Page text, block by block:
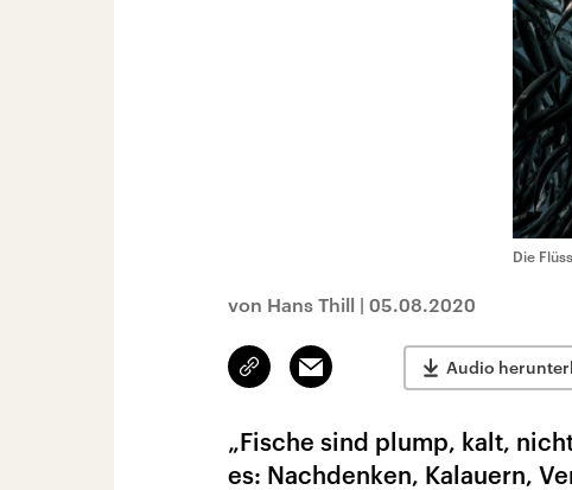
Die
von Hans Thill | 05.08.2020
Link
kopieren/teilen
Email Audio
„Fische sind plump, kalt,
es: Nachdenken, Kalauern,